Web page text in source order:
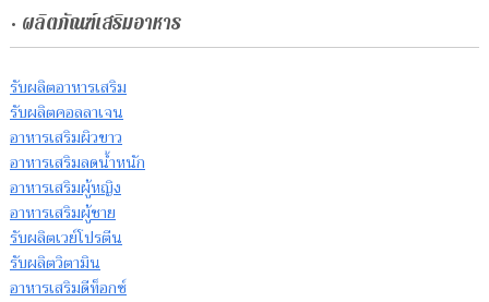
• ผลิตภัณฑ์เสริมอาหาร
รับผลิตอาหารเสริม
รับผลิตคอลลาเจน
อาหารเสริมผิวขาว
อาหารเสริมลดน้ำหนัก
อาหารเสริมผู้หญิง
อาหารเสริมผู้ชาย
รับผลิตเวย์โปรตีน
รับผลิตวิตามิน
อาหารเสริมดีท็อกซ์